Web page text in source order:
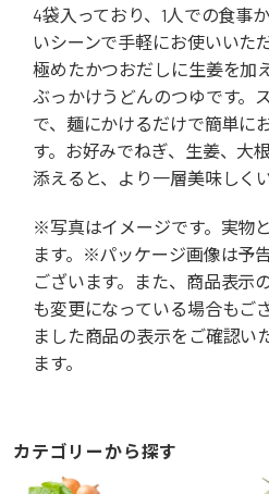
4袋入っており、1人での食事
いシーンで手軽にお使いいた
極めたかつおだしに生姜を加
ぶっかけうどんのつゆです。
で、麺にかけるだけで簡単に
す。お好みでねぎ、生姜、大
添えると、より一層美味しく
※写真はイメージです。実物
ます。※パッケージ画像は予
ございます。また、商品表示
も変更になっている場合もご
ました商品の表示をご確認い
ます。
カテゴリーから探す